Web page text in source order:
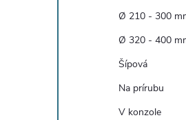
Ø 210 - 300
Ø 320 - 400
Šípová
Na prírubu
V konzole